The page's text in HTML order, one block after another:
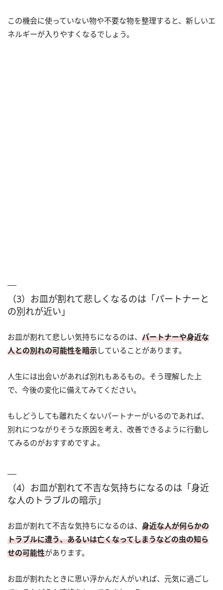
この機会に使っていない物や不要な物を整理すると、新しいエ
ネルギーが入りやすくなるでしょう。
（3）お皿が割れて悲しくなるのは「パートナーと
の別れが近い」
お皿が割れて悲しい気持ちになるのは、 パートナーや身近な
人との別れの可能性を暗示していることがあります。
人生には出会いがあれば別れもあるもの。そう理解した上
で、今後の変化に備えてみてください。
もしどうしても離れたくないパートナーがいるのであれば、
別れにつながりそうな原因を考え、改善できるように行動し
てみるのがおすすめですよ。
（4）お皿が割れて不吉な気持ちになるのは「身近
な人のトラブルの暗示」
お皿が割れて不吉な気持ちになるのは、 身近な人が何らかの
トラブルに遭う、あるいは亡くなってしまうなどの虫の知ら
せの可能性があります。
お皿が割れたときに思い浮かんだ人がいれば、元気に過ごし